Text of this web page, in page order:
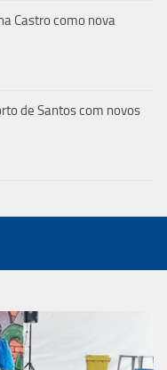
Castro como nova
de Santos com novos